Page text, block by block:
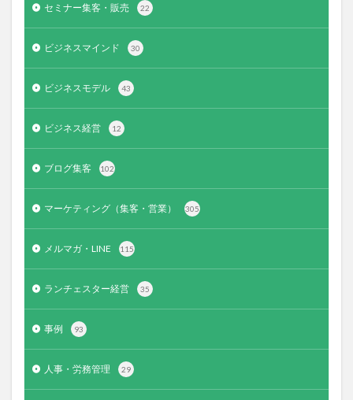
セミナー集客・販売 22
ビジネスマインド 30
ビジネスモデル 43
ビジネス経営 12
ブログ集客 102
マーケティング（集客・営業） 305
メルマガ・LINE 115
ランチェスター経営 35
事例 93
人事・労務管理 29